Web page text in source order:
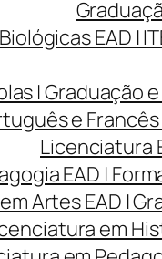
EAD |
| Graduação
e Francês
Licenciatura
EAD |
Artes EAD |
em